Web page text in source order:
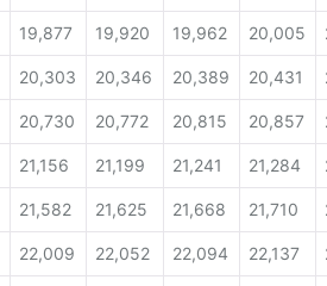
19,877 19,920 19,962 20,005
20,303 20,346 20,389 20,431
20,730 20,772 20,815 20,857
21,156 21,199 21,241 21,284
21,582 21,625 21,668 21,710
22,009 22,052 22,094 22,137